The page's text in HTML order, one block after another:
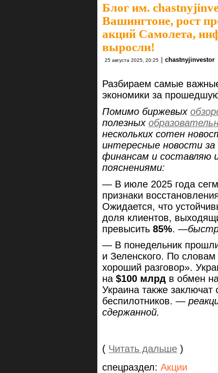
Блог им.
Вашингтоне, рост
акций Самолета,
выросли!
25 августа 2025, 20:25 chastnyjinvestor
Разбираем самые
экономики за
Помимо биржевых
полезных
нескольких сотен
интересные новости
финансам и составляю
пояснениями:
— В июле 2025 года
признаки
Ожидается, что
доля клиентов,
превысить 85%. —
— В понедельник
и Зеленского. По
хороший разговор».
на $100 млрд в обмен
Украина также заключат
беспилотников. —
сдержанной.
( Читать дальше )
спецраздел: Акции